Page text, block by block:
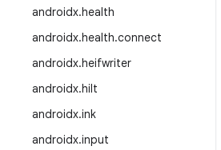
androidx.health
androidx.health.connect
androidx.heifwriter
androidx.hilt
androidx.ink
androidx.input